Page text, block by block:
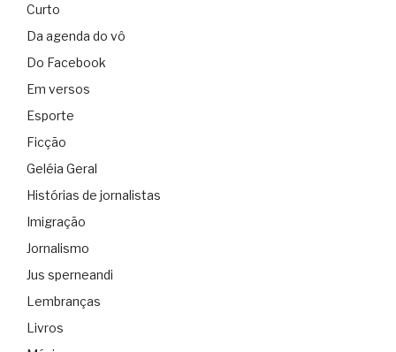
Curto
Da agenda do vô
Do Facebook
Em versos
Esporte
Ficção
Geléia Geral
Histórias de jornalistas
Imigração
Jornalismo
Jus sperneandi
Lembranças
Livros